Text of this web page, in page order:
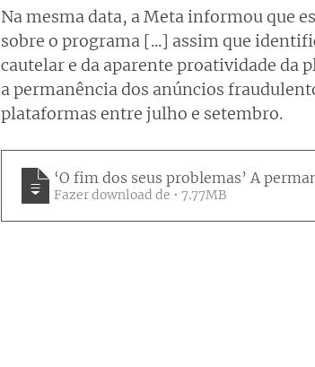
Na mesma data, a Meta informou que
sobre o programa [...] assim que
cautelar e da aparente proatividade da
a permanência dos anúncios
plataformas entre julho e setembro.
‘O fim dos seus problemas’ A
Fazer download de • 7.77MB